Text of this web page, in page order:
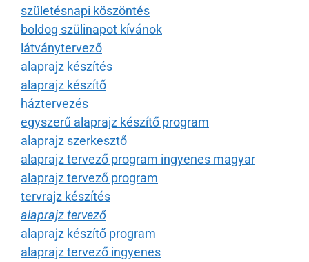
születésnapi köszöntés
boldog szülinapot kívánok
látványtervező
alaprajz készítés
alaprajz készítő
háztervezés
egyszerű alaprajz készítő program
alaprajz szerkesztő
alaprajz tervező program ingyenes magyar
alaprajz tervező program
tervrajz készítés
alaprajz tervező
alaprajz készítő program
alaprajz tervező ingyenes